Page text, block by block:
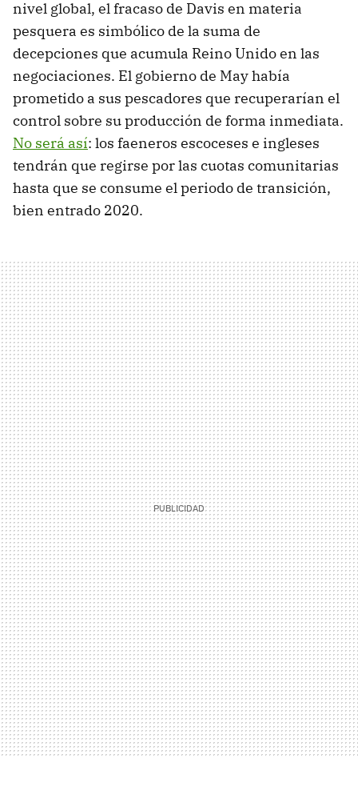
nivel global, el fracaso de Davis en materia
pesquera es simbólico de la suma de
decepciones que acumula Reino Unido en las
negociaciones. El gobierno de May había
prometido a sus pescadores que recuperarían el
control sobre su producción de forma inmediata.
No será así: los faeneros escoceses e ingleses
tendrán que regirse por las cuotas comunitarias
hasta que se consume el periodo de transición,
bien entrado 2020.